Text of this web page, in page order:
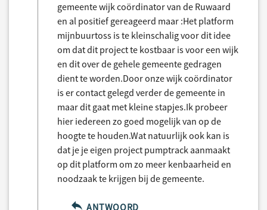
gemeente wijk coördinator van de Ruwaard
en al positief gereageerd maar :Het platform
mijnbuurtoss is te kleinschalig voor dit idee
om dat dit project te kostbaar is voor een wijk
en dit over de gehele gemeente gedragen
dient te worden.Door onze wijk coördinator
is er contact gelegd verder de gemeente in
maar dit gaat met kleine stapjes.Ik probeer
hier iedereen zo goed mogelijk van op de
hoogte te houden.Wat natuurlijk ook kan is
dat je je eigen project pumptrack aanmaakt
op dit platform om zo meer kenbaarheid en
noodzaak te krijgen bij de gemeente.
ANTWOORD